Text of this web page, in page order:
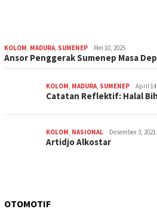
KOLOM MADURA SUMENEP Mei 10, 2025
Ansor Penggerak Sumenep Masa
KOLOM MADURA SUMENEP April
Catatan Reflektif: Halal
KOLOM NASIONAL Desember 3, 2021
Artidjo Alkostar
OTOMOTIF